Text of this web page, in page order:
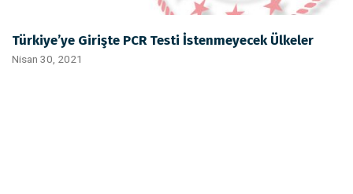
Türkiye’ye Girişte PCR Testi İstenmeyecek Ülkeler
Nisan 30, 2021